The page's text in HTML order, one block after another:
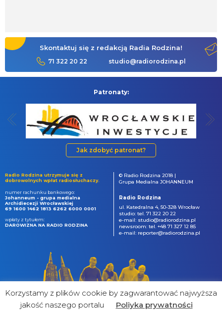
Skontaktuj się z redakcją Radia Rodzina!
71 322 20 22 studio@radiorodzina.pl
Patronaty:
Jak zdobyć patronat?
Radio Rodzina utrzymuje się z
dobrowolnych wpłat radiosłuchaczy.
numer rachunku bankowego:
Johanneum - grupa medialna
Archidiecezji Wrocławskiej
69 1600 1462 1813 6262 6000 0001
wpłaty z tytułem:
DAROWIZNA NA RADIO RODZINA
© Radio Rodzina 2018 |
Grupa Medialna JOHANNEUM
Radio Rodzina
ul. Katedralna 4, 50-328 Wrocław
studio: tel. 71 322 20 22
e-mail: studio@radiorodzina.pl
newsroom: tel. +48 71 327 12 85
e-mail: reporter@radiorodzina.pl
Korzystamy z plików cookie by zagwarantować najwyższa
jakość naszego portalu
Poliyka prywatności